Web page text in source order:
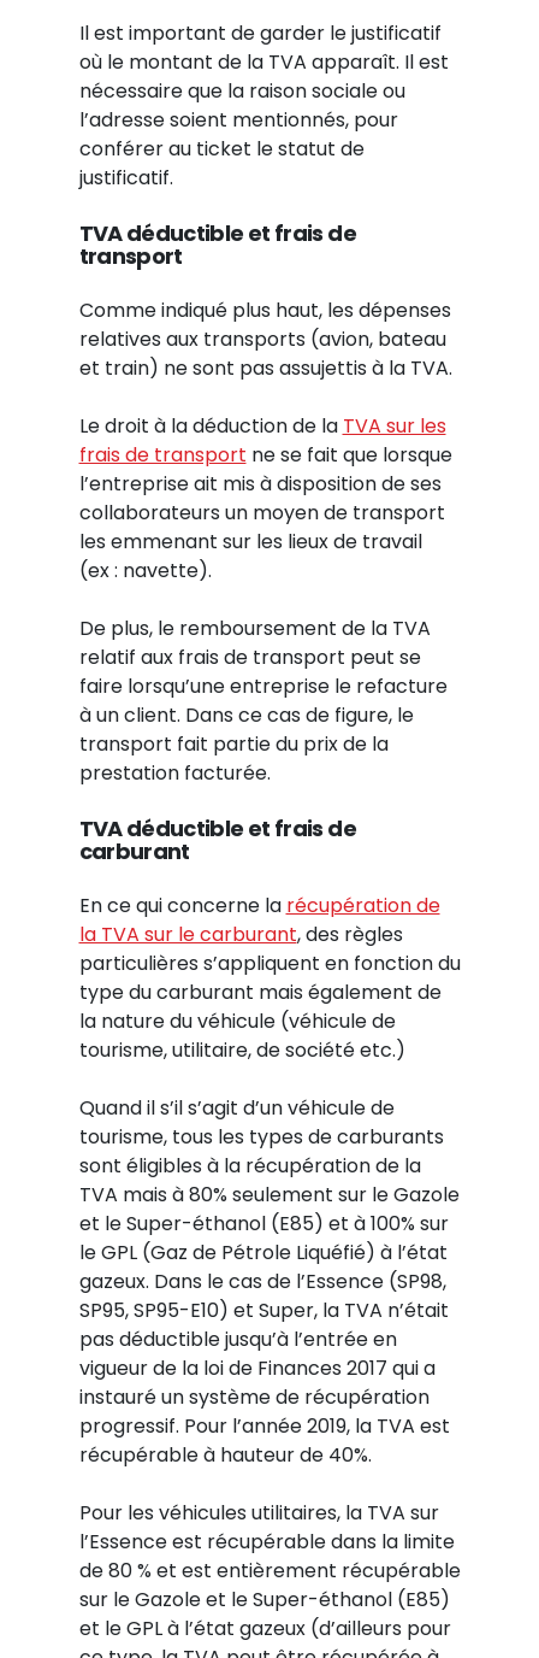
Il est important de garder le justificatif
où le montant de la TVA apparaît. Il est
nécessaire que la raison sociale ou
l’adresse soient mentionnés, pour
conférer au ticket le statut de
justificatif.
TVA déductible et frais de
transport
Comme indiqué plus haut, les dépenses
relatives aux transports (avion, bateau
et train) ne sont pas assujettis à la TVA.
Le droit à la déduction de la TVA sur les
frais de transport ne se fait que lorsque
l’entreprise ait mis à disposition de ses
collaborateurs un moyen de transport
les emmenant sur les lieux de travail
(ex : navette).
De plus, le remboursement de la TVA
relatif aux frais de transport peut se
faire lorsqu’une entreprise le refacture
à un client. Dans ce cas de figure, le
transport fait partie du prix de la
prestation facturée.
TVA déductible et frais de
carburant
En ce qui concerne la récupération de
la TVA sur le carburant, des règles
particulières s’appliquent en fonction du
type du carburant mais également de
la nature du véhicule (véhicule de
tourisme, utilitaire, de société etc.)
Quand il s’il s’agit d’un véhicule de
tourisme, tous les types de carburants
sont éligibles à la récupération de la
TVA mais à 80% seulement sur le Gazole
et le Super-éthanol (E85) et à 100% sur
le GPL (Gaz de Pétrole Liquéfié) à l’état
gazeux. Dans le cas de l’Essence (SP98,
SP95, SP95-E10) et Super, la TVA n’était
pas déductible jusqu’à l’entrée en
vigueur de la loi de Finances 2017 qui a
instauré un système de récupération
progressif. Pour l’année 2019, la TVA est
récupérable à hauteur de 40%.
Pour les véhicules utilitaires, la TVA sur
l’Essence est récupérable dans la limite
de 80 % et est entièrement récupérable
sur le Gazole et le Super-éthanol (E85)
et le GPL à l’état gazeux (d’ailleurs pour